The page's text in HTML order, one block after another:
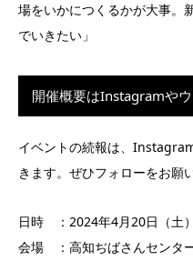
場をいかにつくるかが大事。
でいきたい」
開催概要はInstagramや
イベントの続報は、
きます。ぜひフォローをお願
日時 ：2024年4月20日（土
会場 ：高知ぢばさんセンタ